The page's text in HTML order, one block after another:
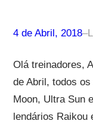
4 de Abril, 2018–
Olá treinadores,
de Abril, todos
Moon, Ultra Sun
lendários Raikou